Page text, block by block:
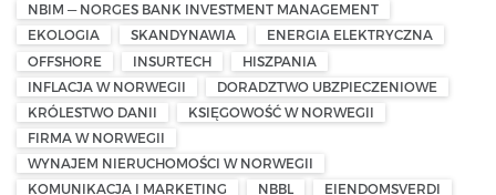
NBIM — NORGES BANK INVESTMENT MANAGEMENT
EKOLOGIA
SKANDYNAWIA
ENERGIA ELEKTRYCZNA
OFFSHORE
INSURTECH
HISZPANIA
INFLACJA W NORWEGII
DORADZTWO UBZPIECZENIOWE
KRÓLESTWO DANII
KSIĘGOWOŚĆ W NORWEGII
FIRMA W NORWEGII
WYNAJEM NIERUCHOMOŚCI W NORWEGII
KOMUNIKACJA I MARKETING
NBBL
EIENDOMSVERDI